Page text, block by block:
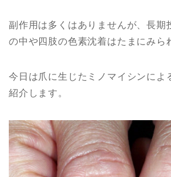
副作用は多くはありませんが、長期
の中や四肢の色素沈着はたまにみら
今日は爪に生じたミノマイシンによ
紹介します。